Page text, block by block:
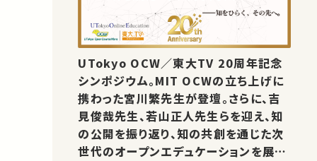
UTokyo OCW／東大TV 20周年記念
シンポジウム。MIT OCWの立ち上げに
携わった宮川繁先生が登壇。さらに、吉
見俊哉先生、若山正人先生らを迎え、知
の公開を振り返り、知の共創を通じた次
世代のオープンエデュケーションを展望